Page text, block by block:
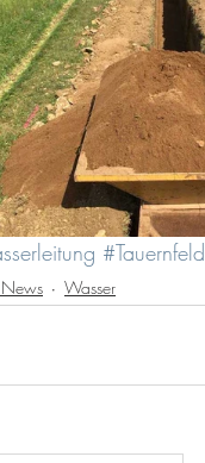
#Tauernfeld
News Wasser